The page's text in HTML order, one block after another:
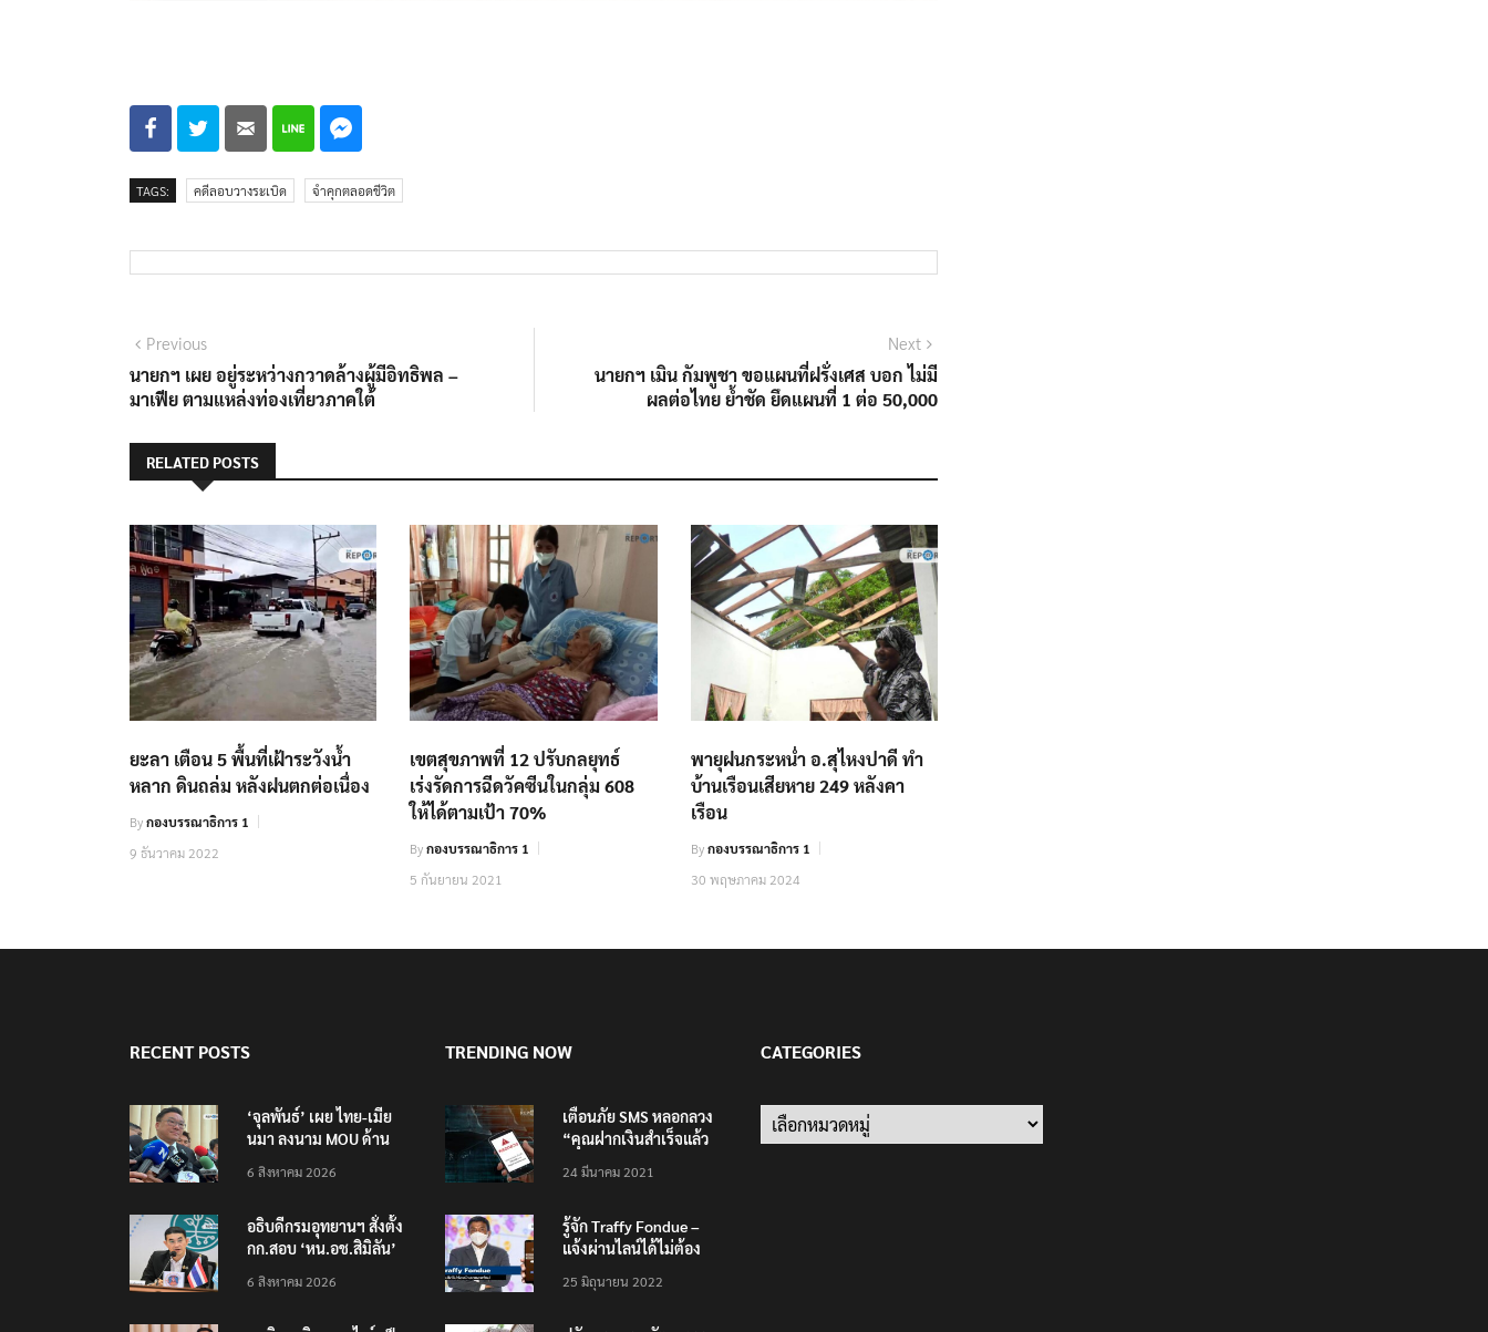
TAGS: คดีลอบวางระเบิด จำคุกตลอดชีวิต
แนะแนว
เรื่อง
PreviousPrevious
post:
นายกฯ เผย อยู่ระหว่างกวาดล้างผู้มีอิทธิพล –
มาเฟีย ตามแหล่งท่องเที่ยวภาคใต้
Next
นายกฯ เมิน กัมพูชา ขอแผนที่ฝรั่งเศส บอก ไม่มี
ผลต่อไทย ย้ำชัด ยึดแผนที่ 1 ต่อ 50,000
RELATED POSTS
ยะลา เตือน 5 พื้นที่เฝ้าระวังน้ำ
หลาก ดินถล่ม หลังฝนตกต่อเนื่อง
Byกองบรรณาธิการ 1
9 ธันวาคม 2022
เขตสุขภาพที่ 12 ปรับกลยุทธ์
เร่งรัดการฉีดวัคซีนในกลุ่ม 608
ให้ได้ตามเป้า 70%
Byกองบรรณาธิการ 1
5 กันยายน 2021
พายุฝนกระหน่ำ อ.สุไหงปาดี ทำ
บ้านเรือนเสียหาย 249 หลังคา
เรือน
Byกองบรรณาธิการ 1
30 พฤษภาคม 2024
RECENT POSTS
‘จุลพันธ์’ เผย ไทย-เมีย
นมา ลงนาม MOU ด้าน
กรอบความร่วมมือ 5 ปี
6 สิงหาคม 2026
อธิบดีกรมอุทยานฯ​ สั่งตั้ง
กก.สอบ ‘หน.อช.สิมิลัน’
แรมฝ่าฝืนประกาศฯ
6 สิงหาคม 2026
TRENDING NOW
เตือนภัย SMS หลอกลวง
“คุณฝากเงินสำเร็จแล้ว
200,000 บาท”
24 มีนาคม 2021
รู้จัก Traffy Fondue –
แจ้งผ่านไลน์ได้ไม่ต้อง
ทั่วไทย ไม่ใช่แค่ในกรุง
25 มิถุนายน 2022
CATEGORIES
Categories